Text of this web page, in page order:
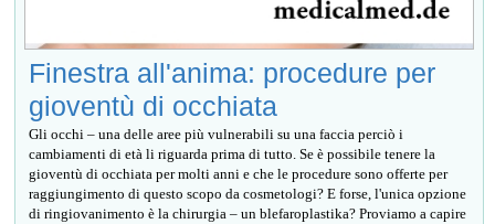
Finestra all'anima: procedure per
gioventù di occhiata
Gli occhi – una delle aree più vulnerabili su una faccia perciò i
cambiamenti di età li riguarda prima di tutto. Se è possibile tenere la
gioventù di occhiata per molti anni e che le procedure sono offerte per
raggiungimento di questo scopo da cosmetologi? E forse, l'unica opzione
di ringiovanimento è la chirurgia – un blefaroplastika? Proviamo a capire